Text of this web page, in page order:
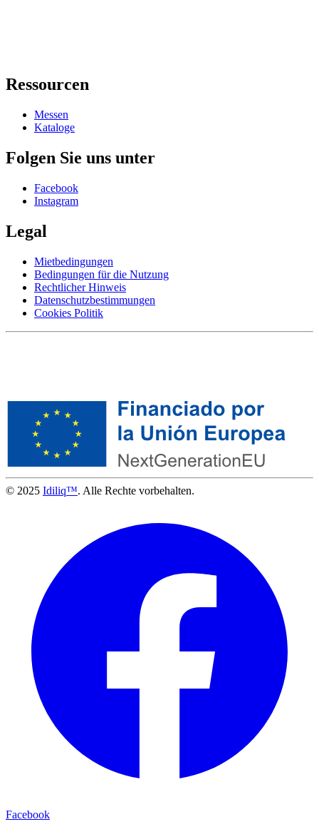
Ressourcen
Messen
Kataloge
Folgen Sie uns unter
Facebook
Instagram
Legal
Mietbedingungen
Bedingungen für die Nutzung
Rechtlicher Hinweis
Datenschutzbestimmungen
Cookies Politik
© 2025 Idiliq™. Alle Rechte vorbehalten.
Facebook